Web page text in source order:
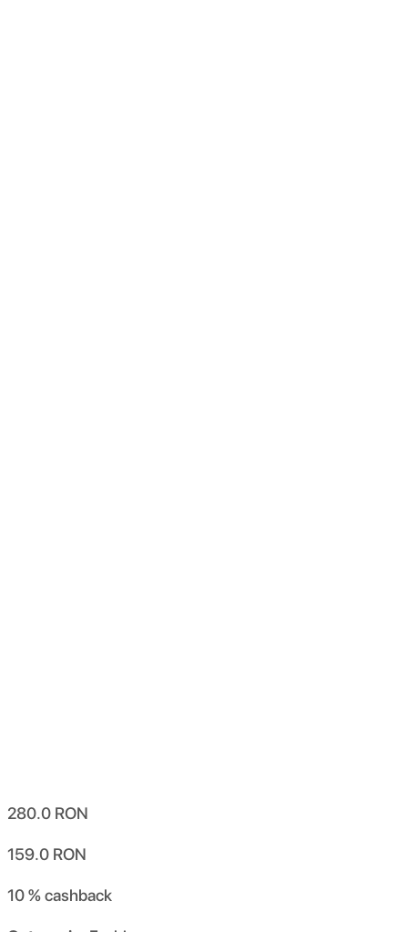
280.0 RON
159.0 RON
10 %cashback